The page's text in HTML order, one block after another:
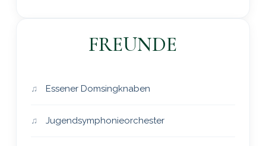
FREUNDE
Essener Domsingknaben
Jugendsymphonieorchester